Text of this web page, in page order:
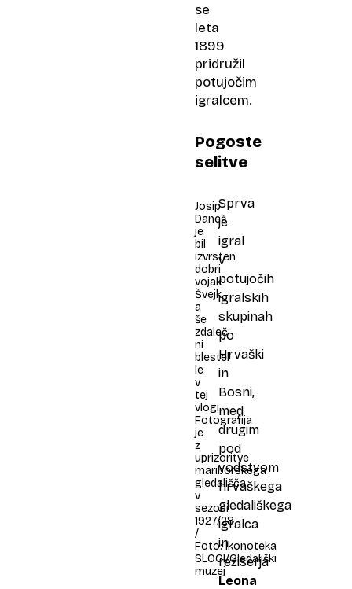
se
leta
1899
pridružil
potujočim
igralcem.
Pogoste
selitve
Josip
Daneš
je
bil
izvrsten
dobri
vojak
Švejk,
a
še
zdaleč
ni
blestel
le
v
tej
vlogi.
Fotografija
je
z
uprizoritve
mariborskega
gledališča
v
sezoni
1927/28.
/
Foto: Ikonoteka
SLOGI/Gledališki
muzej
Sprva
je
igral
v
potujočih
igralskih
skupinah
po
Hrvaški
in
Bosni,
med
drugim
pod
vodstvom
hrvaškega
gledališkega
igralca
in
režiserja
Leona